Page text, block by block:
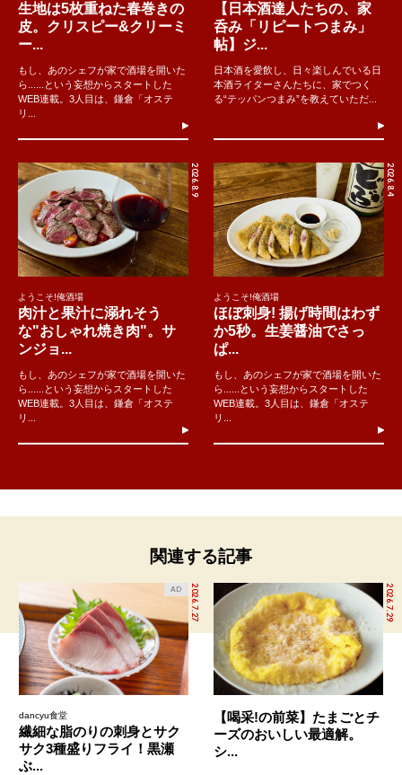
生地は5枚重ねた春巻きの
皮。クリスピー&クリーミ
ー...
もし、あのシェフが家で酒場を開いた
ら......という妄想からスタートした
WEB連載。3人目は、鎌倉「オステ
リ...
【日本酒達人たちの、家
呑み「リピートつまみ」
帖】ジ...
日本酒を愛飲し、日々楽しんでいる日
本酒ライターさんたちに、家でつく
る“テッパンつまみ”を教えていただ...
2026.8.9
ようこそ!俺酒場
肉汁と果汁に溺れそう
な"おしゃれ焼き肉"。サ
ンジョ...
もし、あのシェフが家で酒場を開いた
ら......という妄想からスタートした
WEB連載。3人目は、鎌倉「オステ
リ...
2026.8.4
ようこそ!俺酒場
ほぼ刺身! 揚げ時間はわず
か5秒。生姜醤油でさっ
ぱ...
もし、あのシェフが家で酒場を開いた
ら......という妄想からスタートした
WEB連載。3人目は、鎌倉「オステ
リ...
関連する記事
2026.7.27
AD
dancyu食堂
繊細な脂のりの刺身とサク
サク3種盛りフライ！黒瀬
ぶ...
2026.7.29
【喝采!の前菜】たまごとチ
ーズのおいしい最適解。
シ...